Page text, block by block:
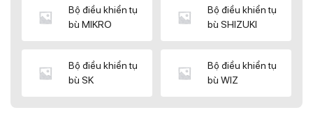
Bộ điều khiển tụ
bù MIKRO
Bộ điều khiển tụ
bù SHIZUKI
Bộ điều khiển tụ
bù SK
Bộ điều khiển tụ
bù WIZ